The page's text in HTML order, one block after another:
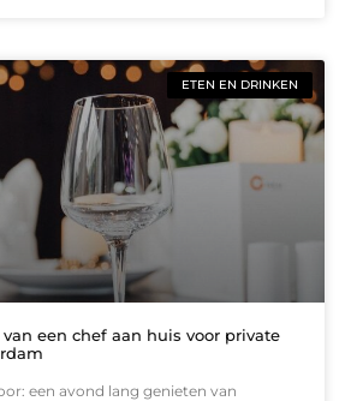
ETEN EN DRINKEN
een chef aan huis voor private
een avond lang genieten van